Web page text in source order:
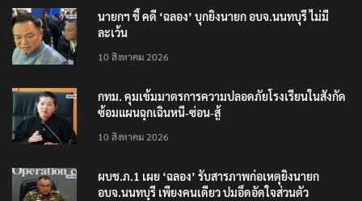
นายกฯ ชี้ คดี ‘ฉลอง’ บุกยิงนายก อบจ.นนทบุรี ไม่มี
ละเว้น
10 สิงหาคม 2026
กทม. คุมเข้มมาตรการความปลอดภัยโรงเรียนในสังกัด
ซ้อมแผนฉุกเฉินหนี-ซ่อน-สู้
10 สิงหาคม 2026
ผบช.ภ.1 เผย ‘ฉลอง’ รับสารภาพก่อเหตุยิงนายก
อบจ.นนทบุรี เพียงคนเดียว ปมอึดอัดใจส่วนตัว